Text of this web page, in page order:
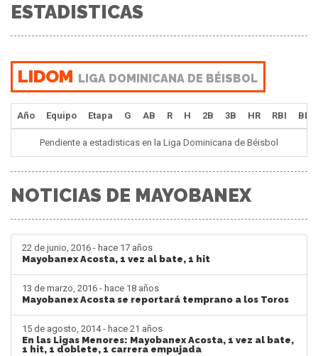
ESTADISTICAS
LIDOM LIGA DOMINICANA DE BÉISBOL
Año Equipo Etapa G AB R H 2B 3B HR RBI BB
Pendiente a estadisticas en la Liga Dominicana de Béisbol
NOTICIAS DE MAYOBANEX
22 de junio, 2016 - hace 17 años
Mayobanex Acosta, 1 vez al bate, 1 hit
13 de marzo, 2016 - hace 18 años
Mayobanex Acosta se reportará temprano a los Toros
15 de agosto, 2014 - hace 21 años
En las Ligas Menores: Mayobanex Acosta, 1 vez al bate,
1 hit, 1 doblete, 1 carrera empujada